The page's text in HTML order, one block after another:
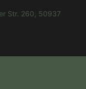
Str. 260, 50937